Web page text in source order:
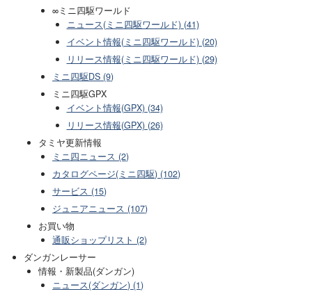
∞ミニ四駆ワールド
ニュース(ミニ四駆ワールド) (41)
イベント情報(ミニ四駆ワールド) (20)
リリース情報(ミニ四駆ワールド) (29)
ミニ四駆DS (9)
ミニ四駆GPX
イベント情報(GPX) (34)
リリース情報(GPX) (26)
タミヤ更新情報
ミニ四ニュース (2)
カタログページ(ミニ四駆) (102)
サービス (15)
ジュニアニュース (107)
お買い物
通販ショップリスト (2)
ダンガンレーサー
情報・新製品(ダンガン)
ニュース(ダンガン) (1)